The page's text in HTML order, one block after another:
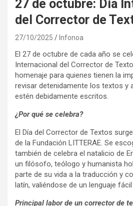
27 de octubre: Día
del Corrector de
27/10/2025 Infonoa
El 27 de octubre de cada año se
Internacional del Corrector de
homenaje para quienes tienen la
revisar detenidamente los textos y
estén debidamente escritos.
¿Por qué se celebra?
El Día del Corrector de Textos
de la Fundación LITTERAE. Se
también de celebra el natalicio de
un filósofo, teólogo y humanista
parte de su vida a la traducción y
latín, valiéndose de un lenguaje
Principal labor de un corrector de